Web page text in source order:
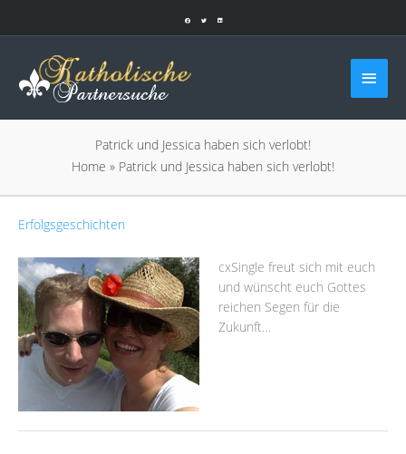
Patrick und Jessica haben sich verlobt!
Home » Patrick und Jessica haben sich verlobt!
Erfolgsgeschichten
cxSingle freut sich mit euch
und wünscht euch Gottes
reichen Segen für die
Zukunft…